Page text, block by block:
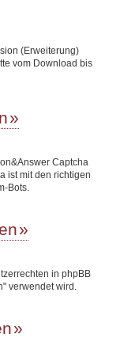
(Erweiterung)
vom Download bis
Captcha
ist mit den richtigen
Bots.
in phpBB
verwendet wird.